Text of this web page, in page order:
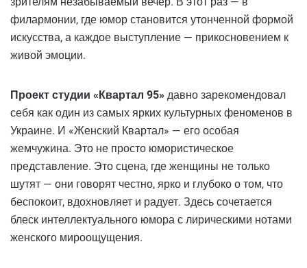
филармонии, где юмор становится утонченной формой
искусства, а каждое выступление — прикосновением к
живой эмоции.
Проект студии «Квартал 95» давно зарекомендовал
себя как один из самых ярких культурных феноменов в
Украине. И «Женский Квартал» — его особая
жемчужина. Это не просто юмористическое
представление. Это сцена, где женщины не только
шутят — они говорят честно, ярко и глубоко о том, что
беспокоит, вдохновляет и радует. Здесь сочетается
блеск интеллектуального юмора с лирическими нотами
женского мироощущения.